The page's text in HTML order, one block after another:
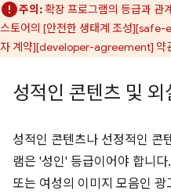
주의:확장 프로그램의 등급과 관
스토어의 [안전한 생태계 조성
자 계약][developer-agreement] 약
성적인 콘텐츠 및
성적인 콘텐츠나 선정적인 콘
램은 '성인' 등급이어야 합니
또는 여성의 이미지 모음인